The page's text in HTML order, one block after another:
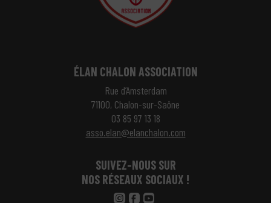
ÉLAN CHALON ASSOCIATION
Rue d’Amsterdam
71100, Chalon-sur-Saône
03 85 97 13 18
asso.elan@elanchalon.com
SUIVEZ-NOUS SUR
NOS RÉSEAUX SOCIAUX !